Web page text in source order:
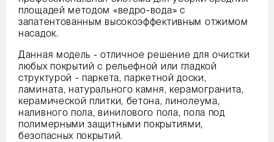
площадей методом «ведро-вода» с
запатентованным высокоэффективным отжимом
насадок.
Данная модель - отличное решение для очистки
любых покрытий с рельефной или гладкой
структурой - паркета, паркетной доски,
ламината, натурального камня, керамогранита,
керамической плитки, бетона, линолеума,
наливного пола, винилового пола, пола под
полимерными защитными покрытиями,
безопасных покрытий.